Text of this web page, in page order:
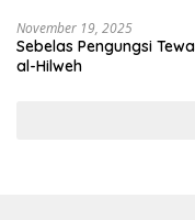
November 19, 2025
Sebelas Pengungsi
al-Hilweh